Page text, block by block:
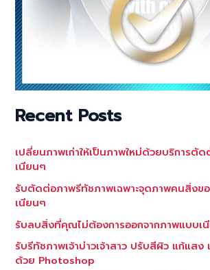
Recent Posts
เปลี่ยนภาพเก่าให้เป็นภาพใหม่ด้วยบริการตั
เนียนๆ
รับตัดต่อภาพรีทัชภาพเฉพาะจุดภาพคนสิ่งข
เนียนๆ
รับลบสิ่งที่คุณไม่ต้องการออกจากภาพแบบเ
รับรีทัชภาพเจ้าบ่าวเจ้าสาว ปรับสีผิว แก้แส
ด้วย Photoshop